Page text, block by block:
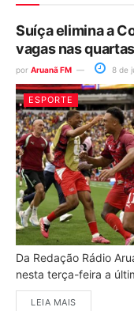
Suíça elimina a
vagas nas
por Aruanã FM 8 de
ESPORTE
Da Redação Rádio
nesta terça-feira a
LEIA MAIS